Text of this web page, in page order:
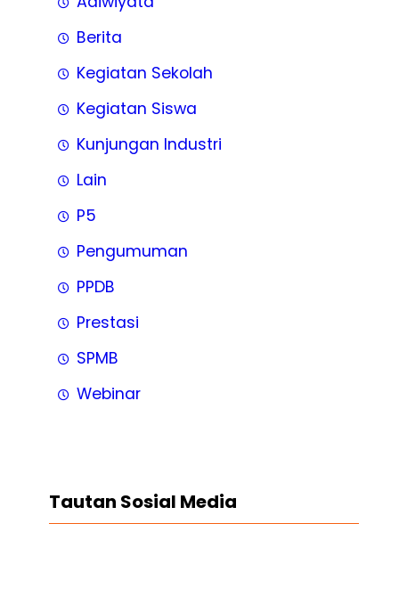
Berita
Kegiatan Sekolah
Kegiatan Siswa
Kunjungan Industri
Lain
P5
Pengumuman
PPDB
Prestasi
SPMB
Webinar
Tautan Sosial Media